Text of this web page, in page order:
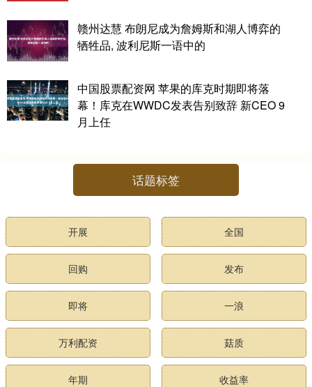
赣州达慧 布朗尼成为詹姆斯和湖人博弈的
牺牲品, 波利尼斯一语中的
中国股票配资网 苹果的库克时期即将落
幕！库克在WWDC发表告别致辞 新CEO 9
月上任
话题标签
开展 全国
回购 发布
即将 一浪
万利配资 菇质
年期 收益率